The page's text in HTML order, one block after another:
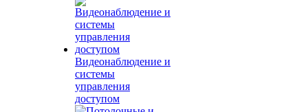
Видеонаблюдение и
системы
управления
доступом